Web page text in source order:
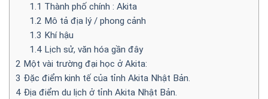
1.1 Thành phố chính : Akita
1.2 Mô tả địa lý / phong cảnh
1.3 Khí hậu
1.4Lịch sử, văn hóa gần đây
2 Một vài trường đại học ở Akita:
3 Đặc điểm kinh tế của tỉnh Akita Nhật Bản.
4 Địa điểm du lịch ở tỉnh Akita Nhật Bản.